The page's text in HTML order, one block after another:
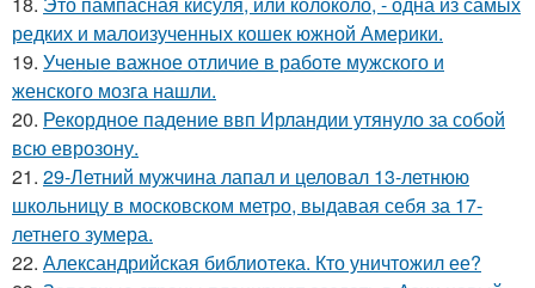
редких и малоизученных кошек южной Америки.
19. Ученые важное отличие в работе мужского и
женского мозга нашли.
20. Рекордное падение ввп Ирландии утянуло за собой
всю еврозону.
21. 29-Летний мужчина лапал и целовал 13-летнюю
школьницу в московском метро, выдавая себя за 17-
летнего зумера.
22. Александрийская библиотека. Кто уничтожил ее?